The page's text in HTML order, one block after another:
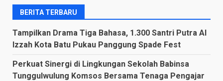
BERITA TERBARU
Tampilkan Drama Tiga Bahasa, 1.300 Santri Putra Al
Izzah Kota Batu Pukau Panggung Spade Fest
Perkuat Sinergi di Lingkungan Sekolah Babinsa
Tunggulwulung Komsos Bersama Tenaga Pengajar